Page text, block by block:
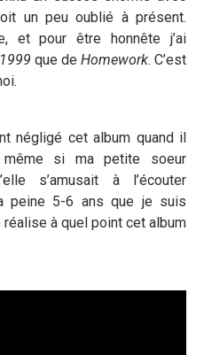
un peu oublié à présent.
et pour être honnête j’ai
1999 que de Homework. C’est
négligé cet album quand il
si ma petite soeur
s’amusait à l’écouter
peine 5-6 ans que je suis
à quel point cet album